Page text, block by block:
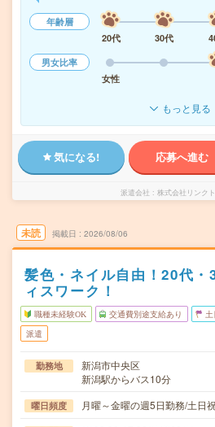
年齢層
20代
30代
男女比率
女性
もっと見る
気になる! 応募へ進む
派遣会社 株式会社リンク
未読 掲載日 2026/08/06
髪色・ネイル自由！20代・
ィスワーク！
職種未経験OK 交通費別途支給あり
派遣
勤務地
新潟市中央区
新潟駅からバス10分
曜日頻度 月曜～金曜の週5日勤務/土日